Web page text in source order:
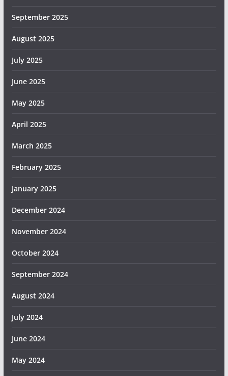
September 2025
August 2025
July 2025
June 2025
May 2025
April 2025
March 2025
February 2025
January 2025
December 2024
November 2024
October 2024
September 2024
August 2024
July 2024
June 2024
May 2024